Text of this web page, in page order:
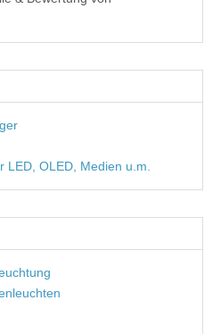
LED, OLED, Medien u.m.